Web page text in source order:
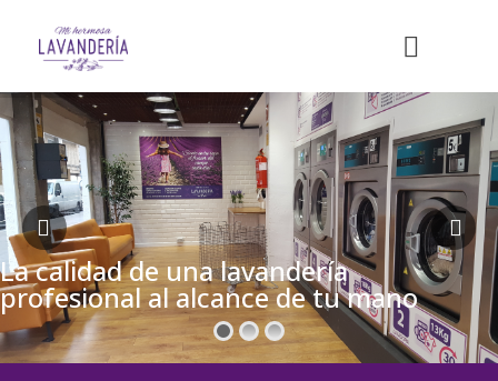
La calidad de una lavandería
profesional al alcance de tu mano